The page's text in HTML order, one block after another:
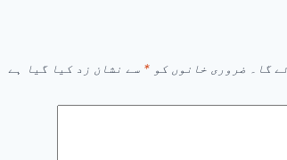
گا۔ ضروری خانوں کو * سے نشان زد کیا گیا ہے